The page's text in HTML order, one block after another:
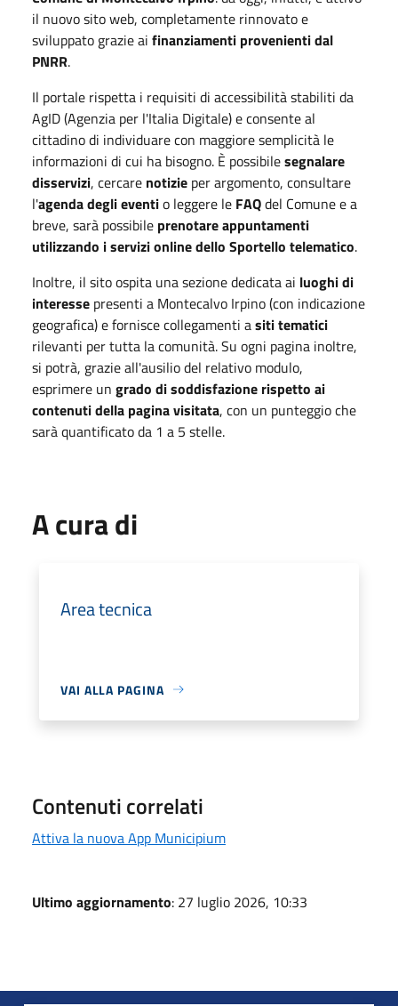
il nuovo sito web, completamente rinnovato e
sviluppato grazie ai finanziamenti provenienti dal
PNRR.
Il portale rispetta i requisiti di accessibilità stabiliti da
AgID (Agenzia per l'Italia Digitale) e consente al
cittadino di individuare con maggiore semplicità le
informazioni di cui ha bisogno. È possibilesegnalare
disservizi, cercare notizie per argomento, consultare
l'agenda degli eventio leggere le FAQdel Comune e a
breve, sarà possibile prenotare appuntamenti
utilizzando i servizi online dello Sportello telematico.
Inoltre, il sito ospita una sezione dedicata ai luoghi di
interesse presenti a Montecalvo Irpino (con indicazione
geografica) e fornisce collegamenti asiti tematici
rilevanti per tutta la comunità. Su ogni pagina inoltre,
si potrà, grazie all'ausilio del relativo modulo,
esprimere un grado di soddisfazione rispetto ai
contenuti della pagina visitata, con un punteggio che
sarà quantificato da 1 a 5 stelle.
A cura di
Area tecnica
VAI ALLA PAGINA
Contenuti correlati
Attiva la nuova App Municipium
Ultimo aggiornamento: 27 luglio 2026, 10:33